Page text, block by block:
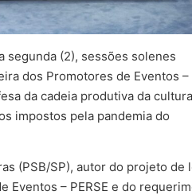
segunda (2), sessões solenes
dos Promotores de Eventos –
da cadeia produtiva da
impostos pela pandemia do
(PSB/SP), autor do projeto de
Eventos – PERSE e do